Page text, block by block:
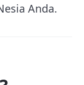
Anda.